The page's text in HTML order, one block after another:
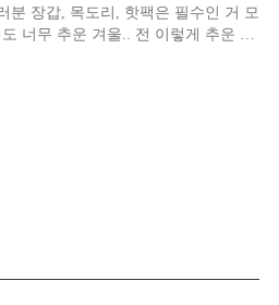
분 장갑, 목도리, 핫팩은 필수인 거 모
너무 추운 겨울.. 전 이렇게 추운 날